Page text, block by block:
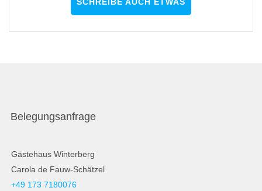
Unterkunft für Gruppen, kann man weiter empfehlen.
Belegungsanfrage
Gästehaus Winterberg
Carola de Fauw-Schätzel
+49 173 7180076